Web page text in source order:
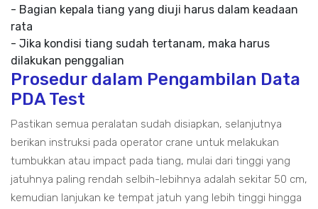
- Bagian kepala tiang yang diuji harus dalam keadaan
rata
- Jika kondisi tiang sudah tertanam, maka harus
dilakukan penggalian
Prosedur dalam Pengambilan Data
PDA Test
Pastikan semua peralatan sudah disiapkan, selanjutnya
berikan instruksi pada operator crane untuk melakukan
tumbukkan atau impact pada tiang, mulai dari tinggi yang
jatuhnya paling rendah selbih-lebihnya adalah sekitar 50 cm,
kemudian lanjukan ke tempat jatuh yang lebih tinggi hingga